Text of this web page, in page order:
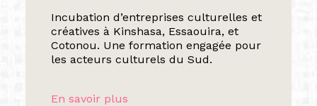
Incubation d’entreprises culturelles et
créatives à Kinshasa, Essaouira, et
Cotonou. Une formation engagée pour
les acteurs culturels du Sud.
En savoir plus